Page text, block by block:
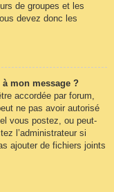
de groupes et les
devez donc les
mon message ?
accordée par forum,
ne pas avoir autorisé
vous postez, ou peut-
l’administrateur si
ajouter de fichiers joints